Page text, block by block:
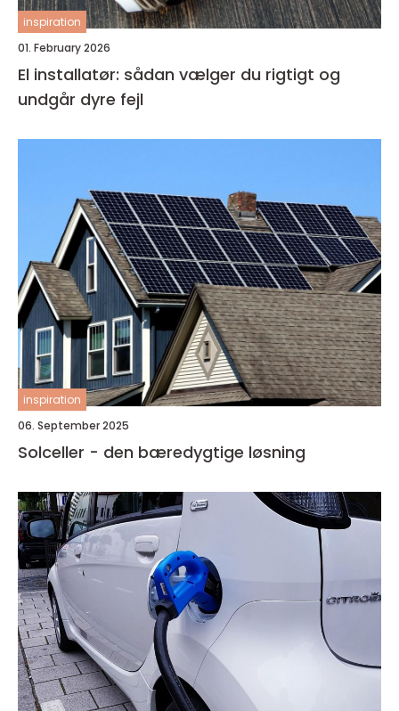
inspiration
01. February 2026
El installatør: sådan vælger du rigtigt og
undgår dyre fejl
inspiration
06. September 2025
Solceller - den bæredygtige løsning